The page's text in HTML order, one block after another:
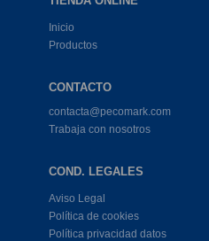
Inicio
Productos
CONTACTO
contacta@pecomark.com
Trabaja con nosotros
COND. LEGALES
Aviso Legal
Política de cookies
Política privacidad datos